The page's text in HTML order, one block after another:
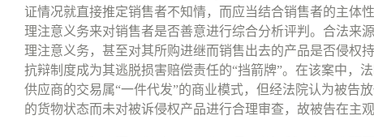
证情况就直接推定销售者不知情，而应当结合销售者的主体
理注意义务来对销售者是否善意进行综合分析评判。合法来
理注意义务，甚至对其所购进继而销售出去的产品是否侵权
抗辩制度成为其逃脱损害赔偿责任的“挡箭牌”。在该案中，
供应商的交易属“一件代发”的商业模式，但经法院认为被告
的货物状态而未对被诉侵权产品进行合理审查，故被告在主